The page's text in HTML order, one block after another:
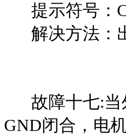
提示符号：
解决方法：
故障十七:当
GND闭合，电